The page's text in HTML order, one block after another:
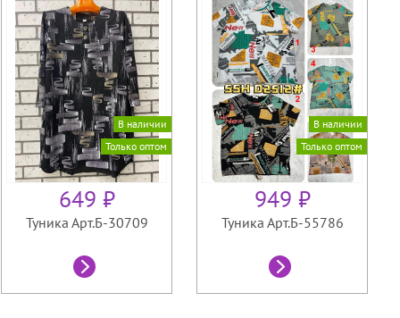
В наличии
Только оптом
649 ₽
Туника Арт.Б-30709
В наличии
Только оптом
949 ₽
Туника Арт.Б-55786